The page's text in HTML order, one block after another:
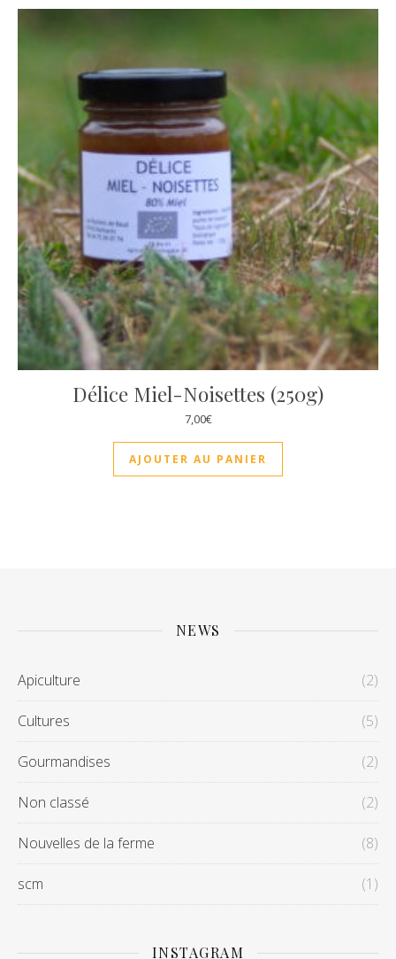
Délice Miel-Noisettes (250g)
7,00€
AJOUTER AU PANIER
NEWS
Apiculture (2)
Cultures (5)
Gourmandises (2)
Non classé (2)
Nouvelles de la ferme (8)
scm (1)
INSTAGRAM